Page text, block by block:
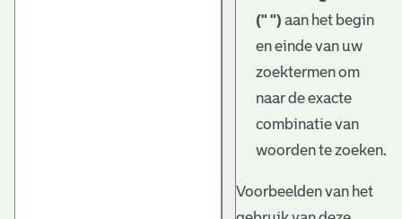
(" ") aan het begin
en einde van uw
zoektermen om
naar de exacte
combinatie van
woorden te zoeken.
Voorbeelden van het